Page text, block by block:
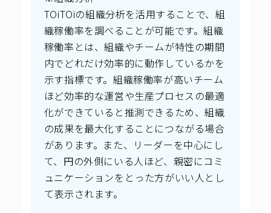
TOiTOiの組織分析を活用することで、組
織稼働率を調べることが可能です。組織
稼働率とは、組織やチームが特性の期間
内でどれだけ効率的に動作しているかを
示す指標です。組織稼働率が高いチーム
ほど効率的な運営や生産プロセスの最適
化ができていると推測できるため、組織
の成果を最大化することにつながる場合
があります。また、リーダーを中心にし
て、円の外側にいる人ほど、親密にコミ
ュニケーションをとった方がいい人とし
て表示されます。